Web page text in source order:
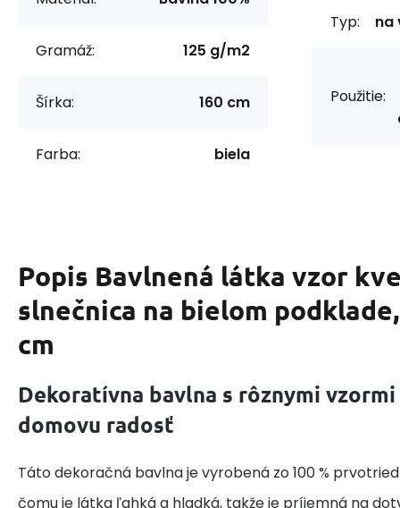
Gramáž: 125 g/m2
Šírka: 160 cm
Farba: biela
Typ: na
Použitie:
Popis Bavlnená látka vzor
slnečnica na bielom
cm
Dekoratívna bavlna s rôznymi vzormi
domovu radosť
Táto dekoračná bavlna je vyrobená zo 100 %
čomu je látka ľahká a hladká, takže je príjemná na